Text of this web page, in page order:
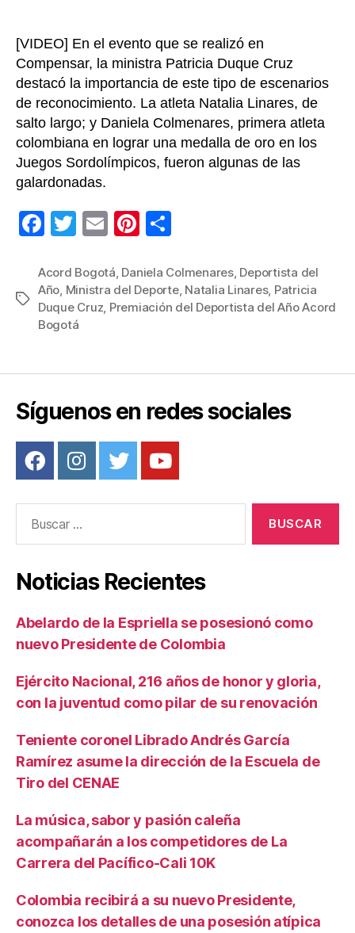
[VIDEO] En el evento que se realizó en
Compensar, la ministra Patricia Duque Cruz
destacó la importancia de este tipo de escenarios
de reconocimiento. La atleta Natalia Linares, de
salto largo; y Daniela Colmenares, primera atleta
colombiana en lograr una medalla de oro en los
Juegos Sordolímpicos, fueron algunas de las
galardonadas.
F
c
e
b
o
k
T
tt
er
E
ail
Pi
er
e
m
p
Etiquetas
Acord Bogotá, Daniela Colmenares, Deportista del
Año, Ministra del Deporte, Natalia Linares, Patricia
Duque Cruz, Premiación del Deportista del Año Acord
Bogotá
Síguenos en redes sociales
Noticias Recientes
Abelardo de la Espriella se posesionó como
nuevo Presidente de Colombia
Ejército Nacional, 216 años de honor y gloria,
con la juventud como pilar de su renovación
Teniente coronel Librado Andrés García
Ramírez asume la dirección de la Escuela de
Tiro del CENAE
La música, sabor y pasión caleña
acompañarán a los competidores de La
Carrera del Pacífico-Cali 10K
Colombia recibirá a su nuevo Presidente,
conozca los detalles de una posesión atípica